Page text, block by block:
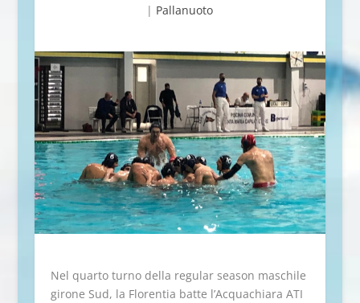
| Pallanuoto
Nel quarto turno della regular season maschile
girone Sud, la Florentia batte l’Acquachiara ATI